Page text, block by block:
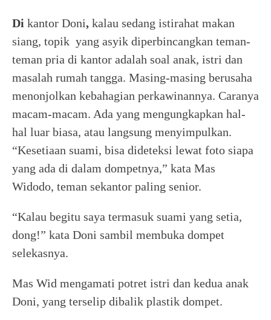
Di kantor Doni, kalau sedang istirahat makan
siang, topik yang asyik diperbincangkan teman-
teman pria di kantor adalah soal anak, istri dan
masalah rumah tangga. Masing-masing berusaha
menonjolkan kebahagian perkawinannya. Caranya
macam-macam. Ada yang mengungkapkan hal-
hal luar biasa, atau langsung menyimpulkan.
“Kesetiaan suami, bisa dideteksi lewat foto siapa
yang ada di dalam dompetnya,” kata Mas
Widodo, teman sekantor paling senior.
“Kalau begitu saya termasuk suami yang setia,
dong!” kata Doni sambil membuka dompet
selekasnya.
Mas Wid mengamati potret istri dan kedua anak
Doni, yang terselip dibalik plastik dompet.